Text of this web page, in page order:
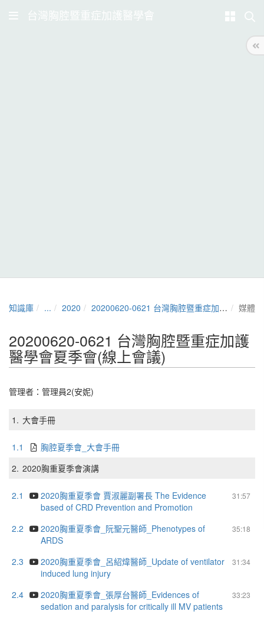
台灣胸腔暨重症加護醫學會
知識庫 ... 2020 20200620-0621 台灣胸腔暨重症加護醫學會夏季會(線上會議) 媒體
20200620-0621 台灣胸腔暨重症加護
醫學會夏季會(線上會議)
管理者： 管理員2(安妮)
1. 大會手冊
1.1
胸腔夏季會_大會手冊
2. 2020胸重夏季會演講
2.1 31:57
2020胸重夏季會 賈淑麗副署長 The Evidence
based of CRD Prevention and Promotion
2.2
35:18
2020胸重夏季會_阮聖元醫師_Phenotypes of
ARDS
2.3
31:34
2020胸重夏季會_呂紹煒醫師_Update of ventilator
induced lung injury
2.4
33:23
2020胸重夏季會_張厚台醫師_Evidences of
sedation and paralysis for critically ill MV patients